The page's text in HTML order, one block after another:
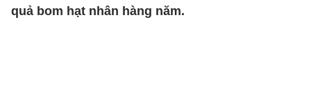
quả bom hạt nhân hàng năm.